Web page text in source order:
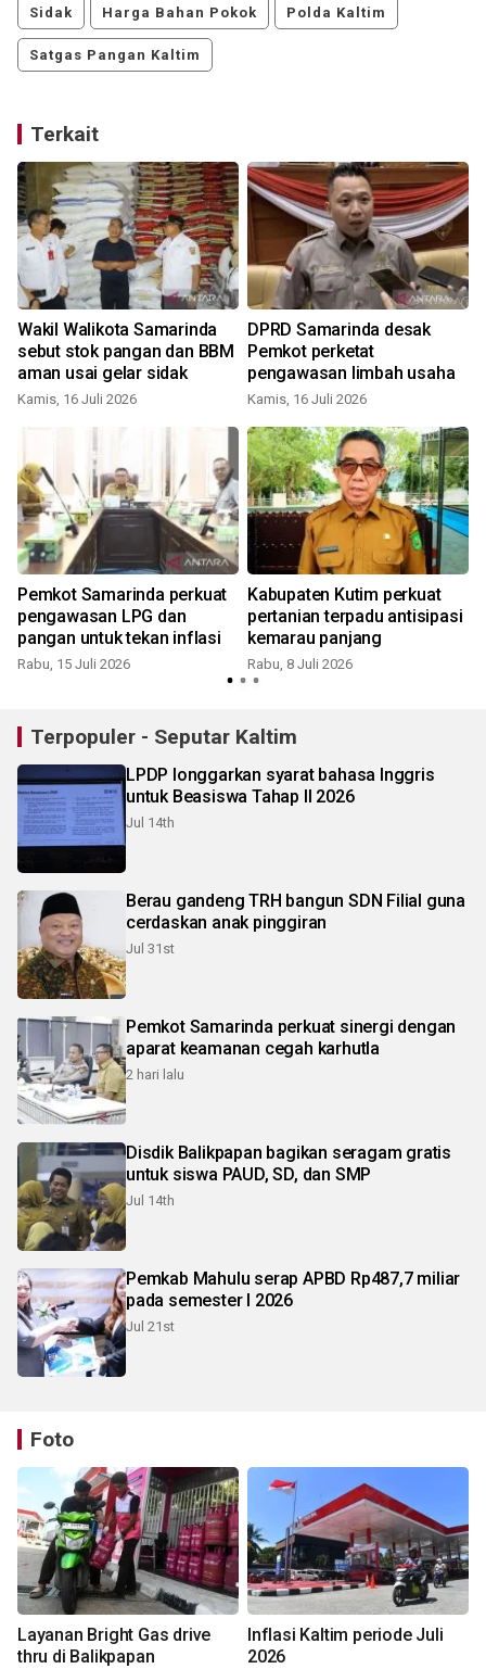
Sidak Harga Bahan Pokok Polda Kaltim
Satgas Pangan Kaltim
Terkait
Wakil Walikota Samarinda
sebut stok pangan dan BBM
aman usai gelar sidak
Kamis, 16 Juli 2026
DPRD Samarinda desak
Pemkot perketat
pengawasan limbah usaha
Kamis, 16 Juli 2026
Pemkot Samarinda perkuat
pengawasan LPG dan
pangan untuk tekan inflasi
Rabu, 15 Juli 2026
Kabupaten Kutim perkuat
pertanian terpadu antisipasi
kemarau panjang
Rabu, 8 Juli 2026
Terpopuler - Seputar Kaltim
LPDP longgarkan syarat bahasa Inggris
untuk Beasiswa Tahap II 2026
Jul 14th
Berau gandeng TRH bangun SDN Filial guna
cerdaskan anak pinggiran
Jul 31st
Pemkot Samarinda perkuat sinergi dengan
aparat keamanan cegah karhutla
2 hari lalu
Disdik Balikpapan bagikan seragam gratis
untuk siswa PAUD, SD, dan SMP
Jul 14th
Pemkab Mahulu serap APBD Rp487,7 miliar
pada semester I 2026
Jul 21st
Foto
Layanan Bright Gas drive
thru di Balikpapan
Inflasi Kaltim periode Juli
2026